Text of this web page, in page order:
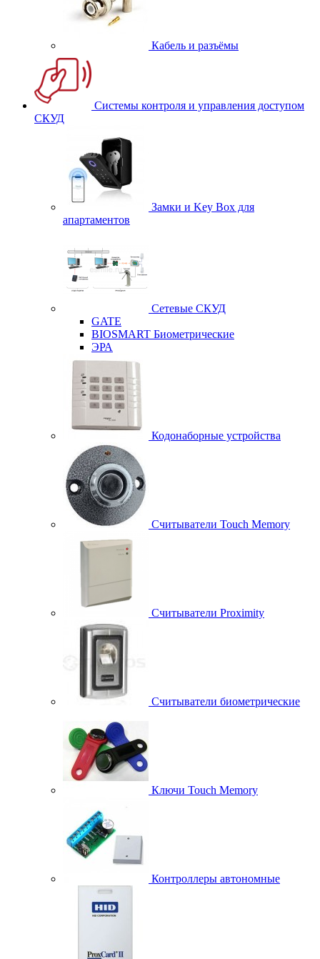
Кабель и разъёмы
Системы контроля и управления доступом
СКУД
Замки и Key Box для
апартаментов
Сетевые СКУД
GATE
BIOSMART Биометрические
ЭРА
Кодонаборные устройства
Считыватели Touch Memory
Считыватели Proximity
Считыватели биометрические
Ключи Touch Memory
Контроллеры автономные